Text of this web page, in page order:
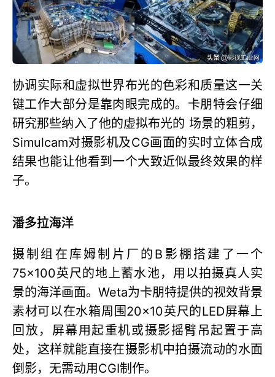
协调实际和虚拟世界布光的色彩和质量这一关
键工作大部分是靠肉眼完成的。卡朋特会仔细
研究那些纳入了他的虚拟布光的 场景的粗剪，
Simulcam对摄影机及CG画面的实时立体合成
结果也能让他看到一个大致近似最终效果的样
子。
潘多拉海洋
摄制组在库姆制片厂的B影棚搭建了一个
75×100英尺的地上蓄水池，用以拍摄真人实
景的海洋画面。Weta为卡朋特提供的视效背景
素材可以在水箱周围20×10英尺的LED屏幕上
回放，屏幕用起重机或摄影摇臂吊起置于高
处，这样就能直接在摄影机中拍摄流动的水面
倒影，无需动用CGI制作。